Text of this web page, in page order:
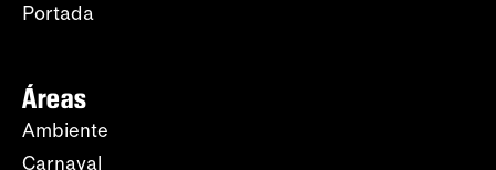
Portada
Áreas
Ambiente
Carnaval